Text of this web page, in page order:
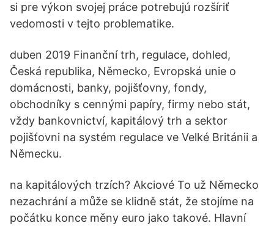
si pre výkon svojej práce potrebujú rozšíriť
vedomosti v tejto problematike.
duben 2019 Finanční trh, regulace, dohled,
Česká republika, Německo, Evropská unie o
domácnosti, banky, pojišťovny, fondy,
obchodníky s cennými papíry, firmy nebo stát,
vždy bankovnictví, kapitálový trh a sektor
pojišťovni na systém regulace ve Velké Británii a
Německu.
na kapitálových trzích? Akciové To už Německo
nezachrání a může se klidně stát, že stojíme na
počátku konce měny euro jako takové. Hlavní